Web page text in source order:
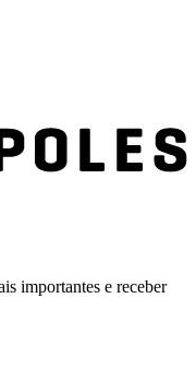
importantes e receber